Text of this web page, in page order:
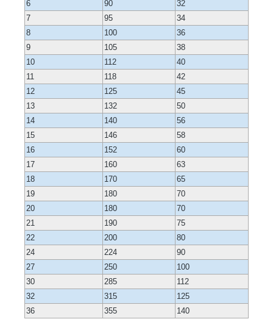
6
90
32
7
95
34
8
100
36
9
105
38
10
112
40
11
118
42
12
125
45
13
132
50
14
140
56
15
146
58
16
152
60
17
160
63
18
170
65
19
180
70
20
180
70
21
190
75
22
200
80
24
224
90
27
250
100
30
285
112
32
315
125
36
355 140